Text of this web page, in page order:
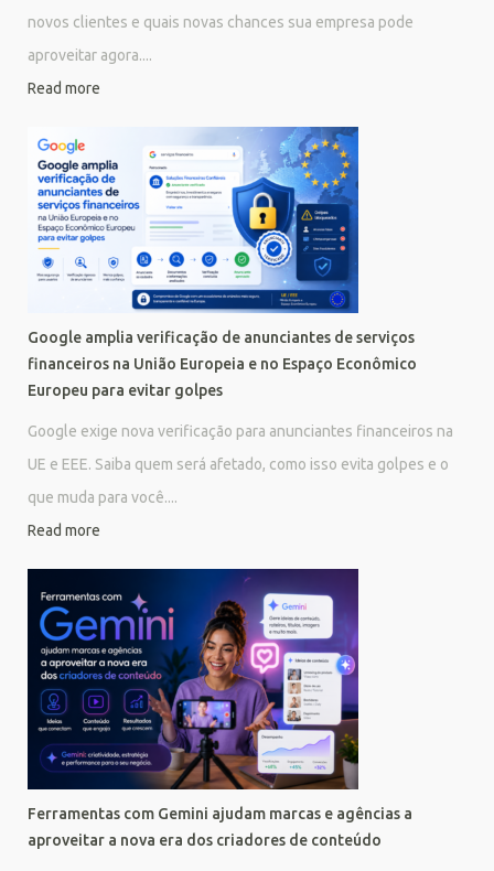
novos clientes e quais novas chances sua empresa pode
aproveitar agora....
Read more
Google amplia verificação de anunciantes de serviços
financeiros na União Europeia e no Espaço Econômico
Europeu para evitar golpes
Google exige nova verificação para anunciantes financeiros na
UE e EEE. Saiba quem será afetado, como isso evita golpes e o
que muda para você....
Read more
Ferramentas com Gemini ajudam marcas e agências a
aproveitar a nova era dos criadores de conteúdo